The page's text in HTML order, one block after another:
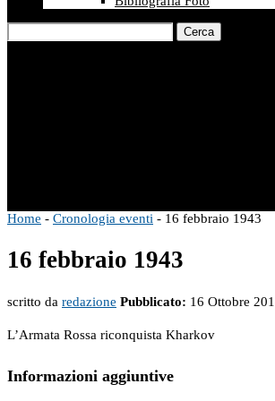
Cerca
Home - Cronologia eventi - 16 febbraio 1943
16 febbraio 1943
scritto da redazione Pubblicato: 16 Ottobre
L’Armata Rossa riconquista Kharkov
Informazioni aggiuntive